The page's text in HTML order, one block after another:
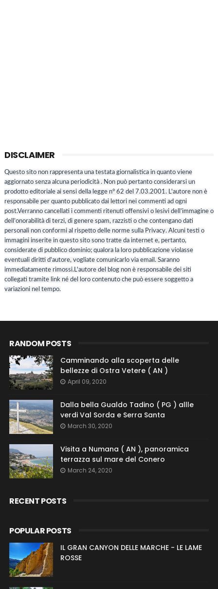
DISCLAIMER
Questo sito non rappresenta una testata giornalistica in quanto viene
aggiornato senza alcuna periodicità . Non può pertanto considerarsi un
prodotto editoriale ai sensi della legge n° 62 del 7.03.2001. L'autore non è
responsabile per quanto pubblicato dai lettori nei commenti ad ogni
post.Verranno cancellati i commenti ritenuti offensivi o lesivi dell’immagine o
dell’onorabilità di terzi, di genere spam, razzisti o che contengano dati
personali non conformi al rispetto delle norme sulla Privacy. Alcuni testi o
immagini inserite in questo sito sono tratte da internet e, pertanto,
considerate di pubblico dominio; qualora la loro pubblicazione violasse
eventuali diritti d'autore, vogliate comunicarlo via email. Saranno
immediatamente rimossi.L'autore del blog non è responsabile dei siti
collegati tramite link né del loro contenuto che può essere soggetto a
variazioni nel tempo.
RANDOM POSTS
Camminando alla scoperta delle
bellezze di Ostra Vetere ( AN )
April 09, 2020
Dalla bella Gualdo Tadino ( PG ) allle
verdi Val Sorda e Serra Santa
March 30, 2020
Visita a Numana ( AN ), panoramica
terrazza sul mare del Conero
March 24, 2020
RECENT POSTS
POPULAR POSTS
IL GRAN CANYON DELLE MARCHE - LE LAME
ROSSE